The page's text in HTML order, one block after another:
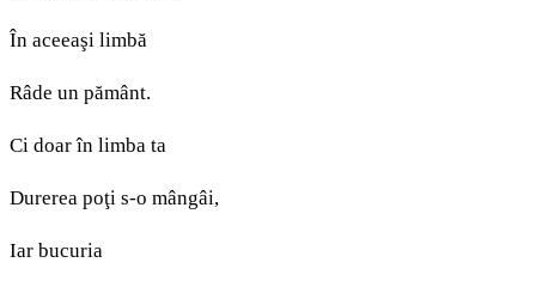
În aceeaşi limbă
Râde un pământ.
Ci doar în limba ta
Durerea poţi s-o mângâi,
Iar bucuria